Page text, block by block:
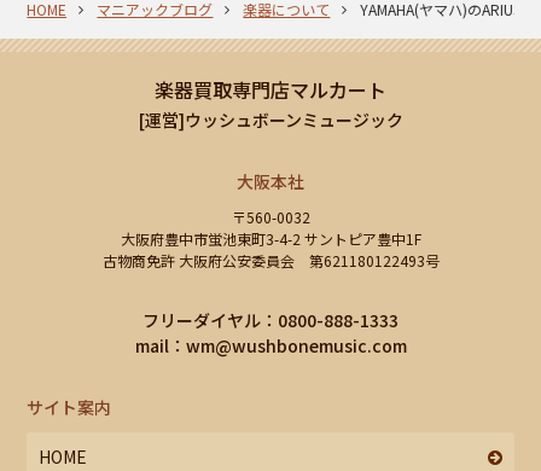
HOME マニアックブログ 楽器について YAMAHA(ヤマハ)のARIUS(
楽器買取専門店マルカート
[運営]ウッシュボーンミュージック
大阪本社
〒560-0032
大阪府豊中市蛍池東町3-4-2 サントピア豊中1F
古物商免許 大阪府公安委員会 第621180122493号
フリーダイヤル：0800-888-1333
mail： wm@wushbonemusic.com
サイト案内
HOME